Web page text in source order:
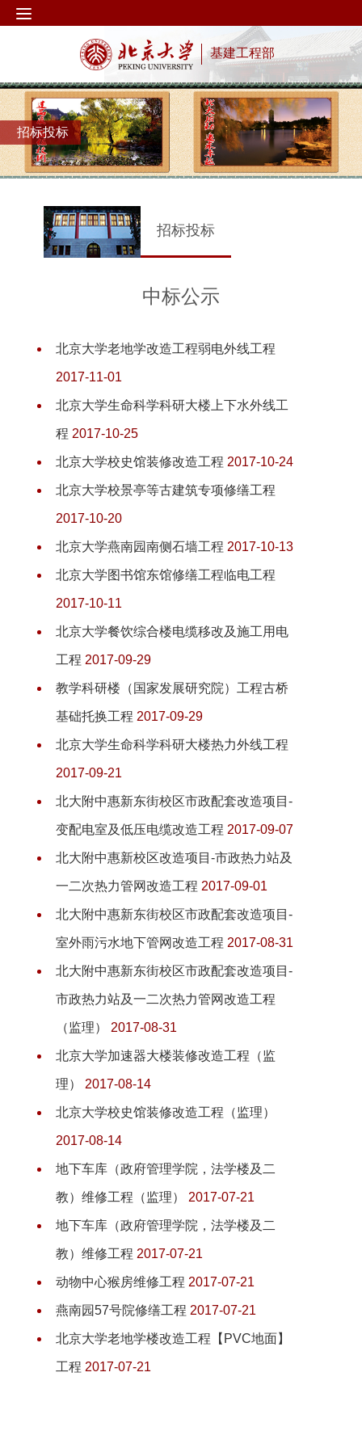
基建工程部
招标投标
招标投标
中标公示
北京大学老地学改造工程弱电外线工程
2017-11-01
北京大学生命科学科研大楼上下水外线工
程 2017-10-25
北京大学校史馆装修改造工程 2017-10-24
北京大学校景亭等古建筑专项修缮工程
2017-10-20
北京大学燕南园南侧石墙工程 2017-10-13
北京大学图书馆东馆修缮工程临电工程
2017-10-11
北京大学餐饮综合楼电缆移改及施工用电
工程 2017-09-29
教学科研楼（国家发展研究院）工程古桥
基础托换工程 2017-09-29
北京大学生命科学科研大楼热力外线工程
2017-09-21
北大附中惠新东街校区市政配套改造项目-
变配电室及低压电缆改造工程 2017-09-07
北大附中惠新校区改造项目-市政热力站及
一二次热力管网改造工程 2017-09-01
北大附中惠新东街校区市政配套改造项目-
室外雨污水地下管网改造工程 2017-08-31
北大附中惠新东街校区市政配套改造项目-
市政热力站及一二次热力管网改造工程
（监理） 2017-08-31
北京大学加速器大楼装修改造工程（监
理） 2017-08-14
北京大学校史馆装修改造工程（监理）
2017-08-14
地下车库（政府管理学院，法学楼及二
教）维修工程（监理） 2017-07-21
地下车库（政府管理学院，法学楼及二
教）维修工程 2017-07-21
动物中心猴房维修工程 2017-07-21
燕南园57号院修缮工程 2017-07-21
北京大学老地学楼改造工程【PVC地面】
工程 2017-07-21